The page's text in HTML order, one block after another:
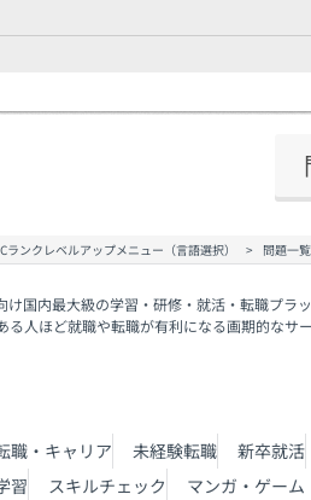
Cランクレベルアップメニュー（言語選択） 問題一覧
け国内最大級の学習・研修・就活・転職プラ
る人ほど就職や転職が有利になる画期的なサ
職・キャリア 未経験転職
新卒就活
習 スキルチェック
マンガ・ゲーム